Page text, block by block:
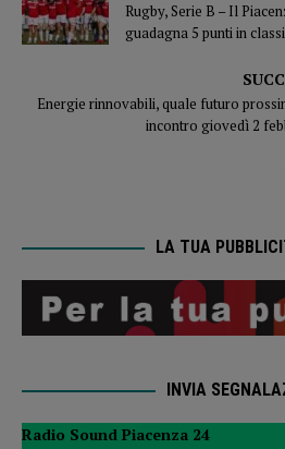
Rugby, Serie B – Il
guadagna 5 punti in
Energie rinnovabili, quale futuro
incontro giovedì 2
LA TUA
INVIA
Radio Sound Piacenza 24